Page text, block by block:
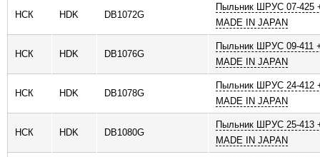
НСК HDK DB1072G
Пыльник ШРУС 07-425
MADE IN JAPAN
НСК HDK DB1076G
Пыльник ШРУС 09-411
MADE IN JAPAN
НСК HDK DB1078G
Пыльник ШРУС 24-412
MADE IN JAPAN
НСК HDK DB1080G
Пыльник ШРУС 25-413
MADE IN JAPAN